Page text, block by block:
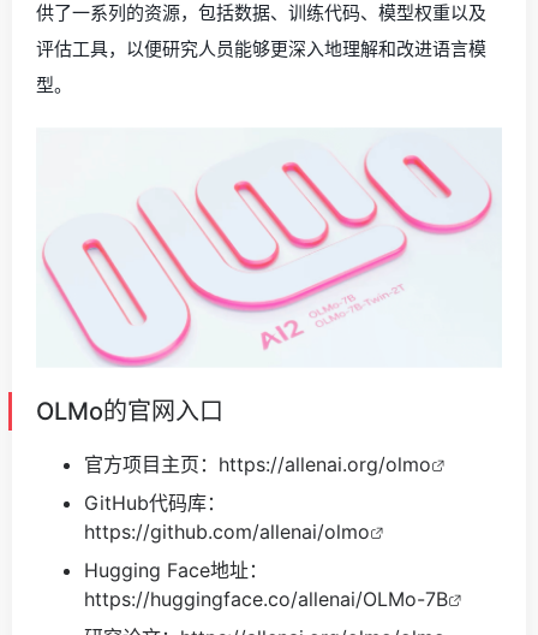
供了一系列的资源，包括数据、训练代码、模型权重以及
评估工具，以便研究人员能够更深入地理解和改进语言模
型。
OLMo的官网入口
官方项目主页： https://allenai.org/olmo
GitHub代码库：
https://github.com/allenai/olmo
Hugging Face地址：
https://huggingface.co/allenai/OLMo-7B